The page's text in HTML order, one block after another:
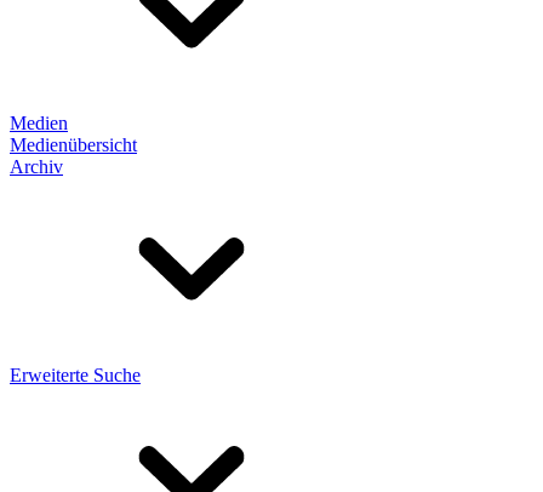
Medien
Medienübersicht
Archiv
Erweiterte Suche